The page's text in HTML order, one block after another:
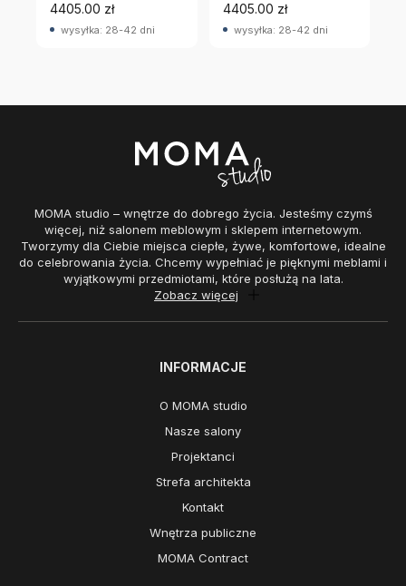
4405.00 zł
wysyłka: 28-42 dni
4405.00 zł
wysyłka: 28-42 dni
MOMA studio – wnętrze do dobrego życia. Jesteśmy czymś
więcej, niż salonem meblowym i sklepem internetowym.
Tworzymy dla Ciebie miejsca ciepłe, żywe, komfortowe, idealne
do celebrowania życia. Chcemy wypełniać je pięknymi meblami i
wyjątkowymi przedmiotami, które posłużą na lata.
Zobacz więcej
INFORMACJE
O MOMA studio
Nasze salony
Projektanci
Strefa architekta
Kontakt
Wnętrza publiczne
MOMA Contract